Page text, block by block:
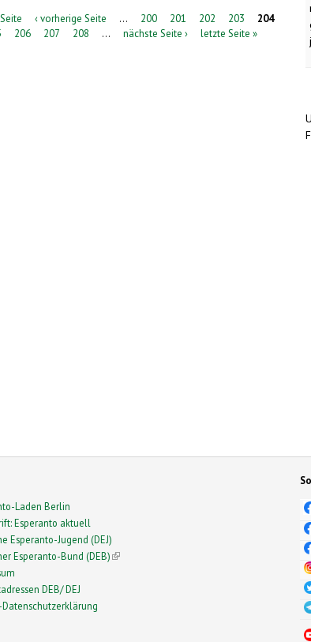
‹ vorherige Seite … 200 201 202 203
204
206 207 208 … nächste Seite › letzte Seite »
Laden Berlin
Esperanto aktuell
Esperanto-Jugend (DEJ)
Esperanto-Bund (DEB)(link is external)
DEB/ DEJ
Datenschutzerklärung